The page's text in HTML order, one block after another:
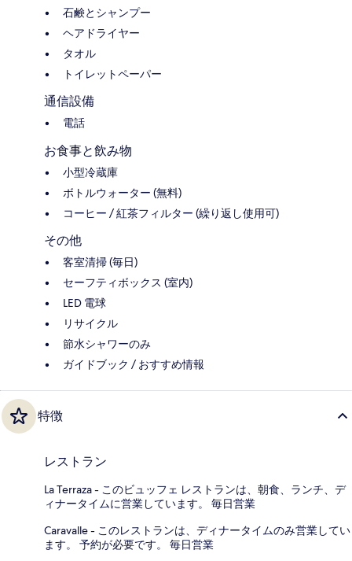
石鹸とシャンプー
ヘアドライヤー
タオル
トイレットペーパー
通信設備
電話
お食事と飲み物
小型冷蔵庫
ボトルウォーター (無料)
コーヒー / 紅茶フィルター (繰り返し使用可)
その他
客室清掃 (毎日)
セーフティボックス (室内)
LED 電球
リサイクル
節水シャワーのみ
ガイドブック / おすすめ情報
特徴
レストラン
La Terraza - このビュッフェ レストランは、朝食、ランチ、デ
ィナータイムに営業しています。 毎日営業
Caravalle - このレストランは、ディナータイムのみ営業してい
ます。 予約が必要です。 毎日営業